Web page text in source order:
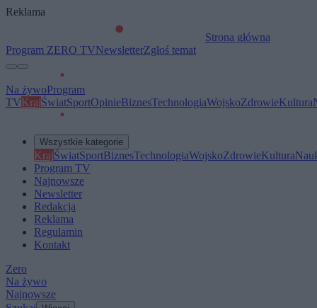
Reklama
Strona główna
Program ZERO TVNewsletterZgłoś temat
Na żywoProgram
TVKrajŚwiatSportOpinieBiznesTechnologiaWojskoZdrowieKultura
Wszystkie kategorie
KrajŚwiatSportBiznesTechnologiaWojskoZdrowieKultura
Program TV
Najnowsze
Newsletter
Redakcja
Reklama
Regulamin
Kontakt
Zero
Na żywo
Najnowsze